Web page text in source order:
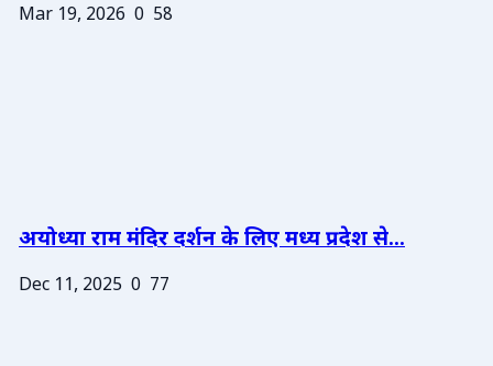
Mar 19, 2026 0 58
अयोध्या राम मंदिर दर्शन के लिए मध्य प्रदेश से...
Dec 11, 2025 0 77